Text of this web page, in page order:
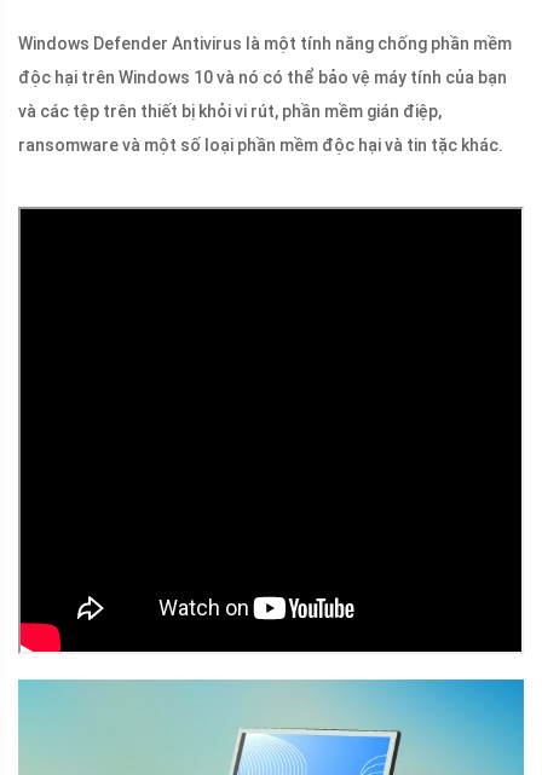
Windows Defender Antivirus là một tính năng chống phần mềm
độc hại trên Windows 10 và nó có thể bảo vệ máy tính của bạn
và các tệp trên thiết bị khỏi vi rút, phần mềm gián điệp,
ransomware và một số loại phần mềm độc hại và tin tặc khác.